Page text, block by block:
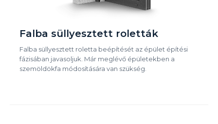
Falba süllyesztett roletták
Falba süllyesztett roletta beépítését az épület építési
fázisában javasoljuk. Már meglévő épületekben a
szemöldökfa módosítására van szükség.